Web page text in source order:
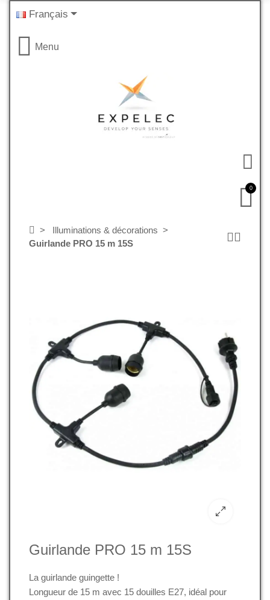
Français
Menu
0
Illuminations & décorations
Guirlande PRO 15 m 15S
Guirlande PRO 15 m 15S
La guirlande guingette !
Longueur de 15 m avec 15 douilles E27, idéal pour